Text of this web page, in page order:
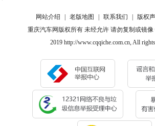
网站介绍 老版地图 联系我们 版权
重庆汽车网版权所有 未经允许 请勿复制或镜像
2019 http://www.cqqiche.com.cn, All